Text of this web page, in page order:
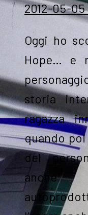
2012-05-05
Oggi ho
Hope… e
storia
ragazza
quando
del
anche